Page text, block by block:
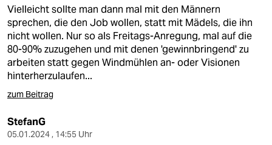
Vielleicht sollte man dann mal mit den Männern
sprechen, die den Job wollen, statt mit Mädels, die ihn
nicht wollen. Nur so als Freitags-Anregung, mal auf die
80-90% zuzugehen und mit denen 'gewinnbringend' zu
arbeiten statt gegen Windmühlen an- oder Visionen
hinterherzulaufen...
zum Beitrag
StefanG
05.01.2024 , 14:55 Uhr